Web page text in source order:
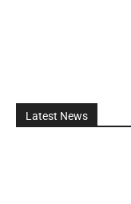
Latest News